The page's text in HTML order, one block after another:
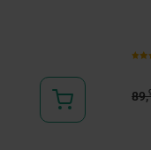
89,